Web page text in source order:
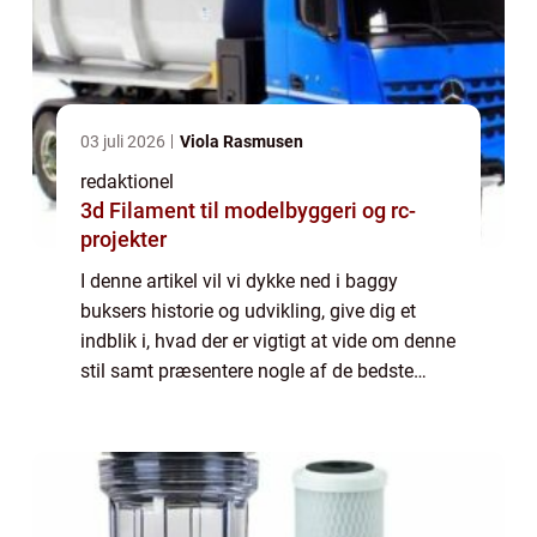
03 juli 2026 Viola Rasmusen
redaktionel
3d Filament til modelbyggeri og rc-
projekter
I denne artikel vil vi dykke ned i baggy
buksers historie og udvikling, give dig et
indblik i, hvad der er vigtigt at vide om denne
stil samt præsentere nogle af de bedste